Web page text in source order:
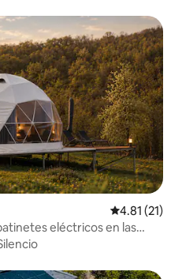
Calificación
4.81 (21)
eléctricos en las